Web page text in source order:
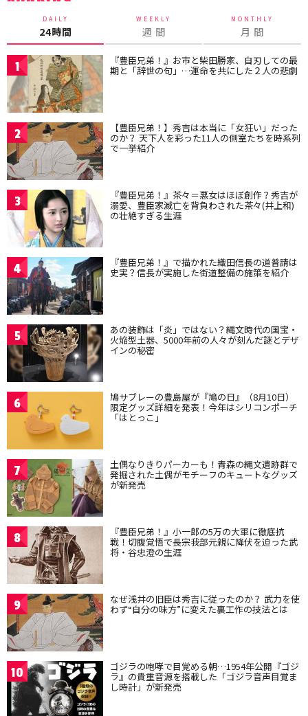
DAILY
24時間
WEEKLY
週 間
MONTHLY
月 間
1 『豊臣兄弟！』お市と柴田勝家、自刃しての最
期と「辞世の句」…運命を共にした２人の悲劇
2 【豊臣兄弟！】秀吉は本当に「女狂い」だった
のか？ 天下人を彩った11人の側室たちを時系列
で一挙紹介
3 『豊臣兄弟！』茶々＝悪女はほぼ創作？秀吉が
溺愛、豊臣家滅亡を背負わされた茶々(井上和)
の壮絶すぎる生涯
4 『豊臣兄弟！』で描かれた織田信長の道普請は
史実？信長が実施した街道整備の施策を紹介
5 あの装飾は「炎」ではない？縄文時代の国宝・
火焔型土器、5000年前の人々が刻んだ謎とデザ
インの秘密
6 鳩サブレーの豊島屋が『鳩の日』（8月10日）
限定グッズ詳細を発表！今年はシリコンポーチ
「はとっこ」
7 土偶なりきりパーカーも！青森の縄文遺跡群で
発掘された土偶がモチーフのキュートなグッズ
が新発売
8 『豊臣兄弟！』小一郎の5万の大軍に徹底抗
戦！切腹覚悟で長宗我部元親に降伏を迫った武
将・谷忠澄の生涯
9 なぜ浅井の旧臣は秀吉に従ったのか？ 武力を使
わず“自分の味方”に変えた裏工作の技法とは
10 ゴジラの咆哮で目覚める朝…1954年公開『ゴジ
ラ』の貴重音源を搭載した「ゴジラ音声目覚ま
し時計」が新発売